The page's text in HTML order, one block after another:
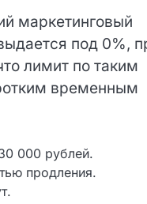
маркетинговый
под 0%,
лимит по таким
временным
000 рублей.
продления.